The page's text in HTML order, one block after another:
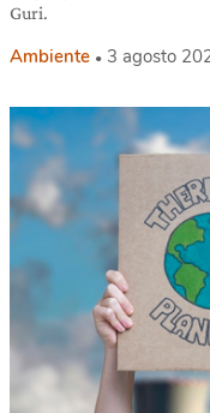
Guri.
Ambiente 3 agosto